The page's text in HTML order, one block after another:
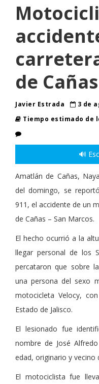
de Cañas
Javier Estrada
3 de
Tiempo estimado de
🔊
Amatlán de Cañas,
del domingo, se
911, el accidente de un
de Cañas – San Marcos.
El hecho ocurrió a la
llegar personal de los
percataron que sobre
una persona del sexo
motocicleta Velocy,
Estado de Jalisco.
El lesionado fue
nombre de José
edad, originario y vecino
El motociclista fue